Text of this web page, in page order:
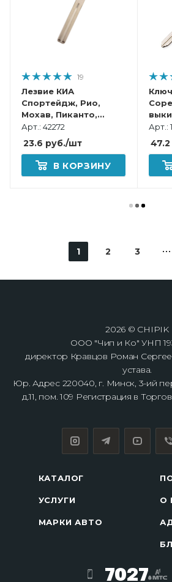
19
Лезвие КИА
Спортейдж, Рио,
Мохав, Пиканто,
Соренто, Соул,
Оптима для cмарт
ключа
Арт.: 42272
23.6 руб./шт
В КОРЗИНУ
Арт.:
47.2
1 2 3
2026 © CHIPIK
ООО "Чип и Ко" УНП
директор Кравцов Роман
устава.
Юр. Адрес 220040, г. Минск, 3-ий
д.11, пом. 109 Регистрация в
КАТАЛОГ
УСЛУГИ
МАРКИ АВТО
О
7027